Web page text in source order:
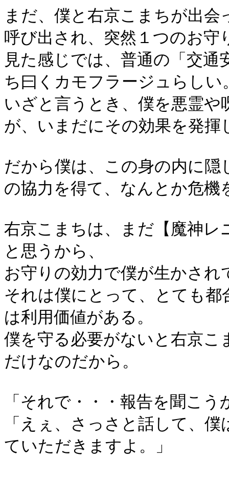
まだ、僕と右京こまちが出
呼び出され、突然１つのお守
見た感じでは、普通の「交
ち曰くカモフラージュらしい
いざと言うとき、僕を悪霊
が、いまだにその効果を発揮
だから僕は、この身の内に
の協力を得て、なんとか危機
右京こまちは、まだ【魔神
と思うから、
お守りの効力で僕が生かさ
それは僕にとって、とても
は利用価値がある。
僕を守る必要がないと右京
だけなのだから。
「それで・・・報告を聞こう
「えぇ、さっさと話して、
ていただきますよ。」